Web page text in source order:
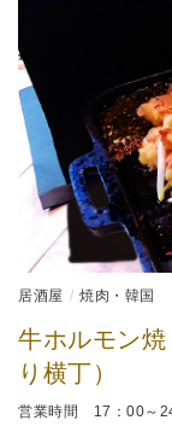
居酒屋 焼肉・韓国
牛ホルモン
り横丁）
営業時間 17：00～